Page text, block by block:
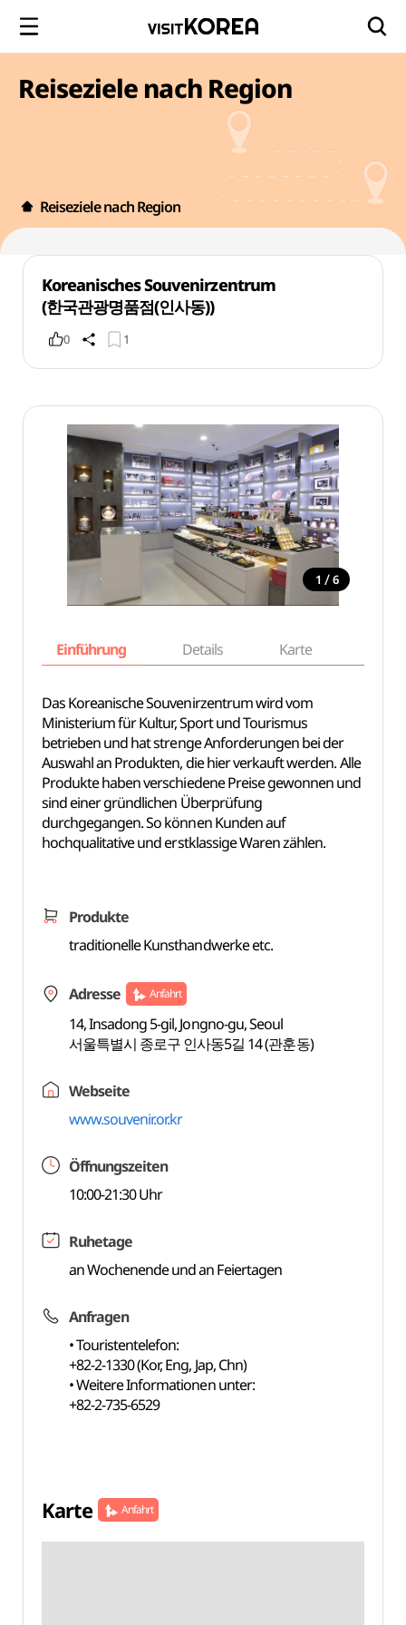
Reiseziele nach Region
Reiseziele nach Region
Koreanisches Souvenirzentrum
(한국관광명품점(인사동))
0 1
1 / 6
Einführung Details Karte
Das Koreanische Souvenirzentrum wird vom
Ministerium für Kultur, Sport und Tourismus
betrieben und hat strenge Anforderungen bei der
Auswahl an Produkten, die hier verkauft werden. Alle
Produkte haben verschiedene Preise gewonnen und
sind einer gründlichen Überprüfung
durchgegangen. So können Kunden auf
hochqualitative und erstklassige Waren zählen.
Produkte
traditionelle Kunsthandwerke etc.
Adresse Anfahrt
14, Insadong 5-gil, Jongno-gu, Seoul
서울특별시 종로구 인사동5길 14 (관훈동)
Webseite
www.souvenir.or.kr
Öffnungszeiten
10:00-21:30 Uhr
Ruhetage
an Wochenende und an Feiertagen
Anfragen
• Touristentelefon:
+82-2-1330 (Kor, Eng, Jap, Chn)
• Weitere Informationen unter:
+82-2-735-6529
Karte Anfahrt